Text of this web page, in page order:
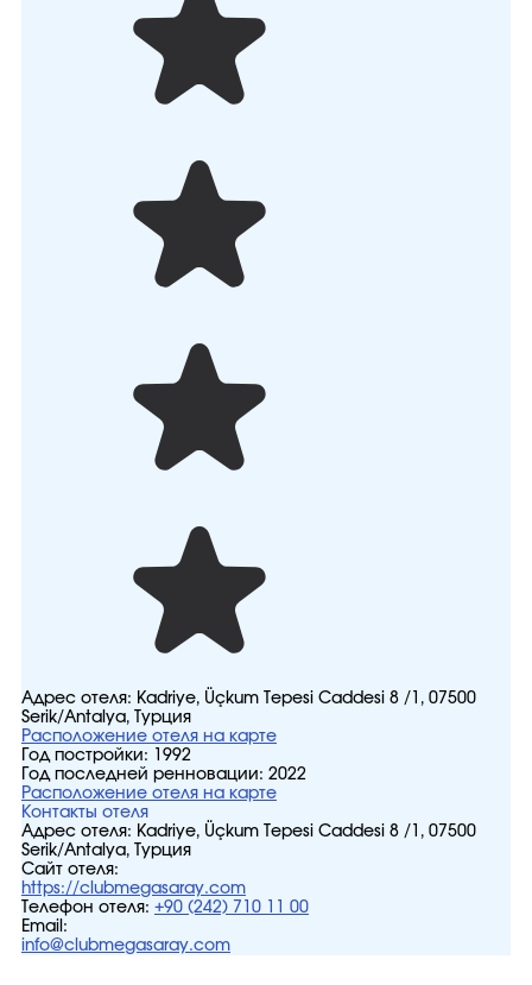
Адрес отеля: Kadriye, Üçkum Tepesi Caddesi 8 /1, 07500
Serik/Antalya, Турция
Расположение отеля на карте
Год постройки:
1992
Год последней ренновации: 2022
Расположение отеля на карте
Контакты отеля
Адрес отеля: Kadriye, Üçkum Tepesi Caddesi 8 /1, 07500
Serik/Antalya, Турция
Сайт отеля:
https://clubmegasaray.com
Телефон отеля: +90 (242) 710 11 00
Email:
info@clubmegasaray.com